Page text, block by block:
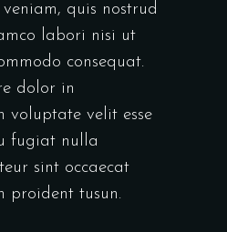
quis nostrud
labori nisi ut
consequat.
dolor in
voluptate velit esse
fugiat nulla
sint occaecat
proident tusun.